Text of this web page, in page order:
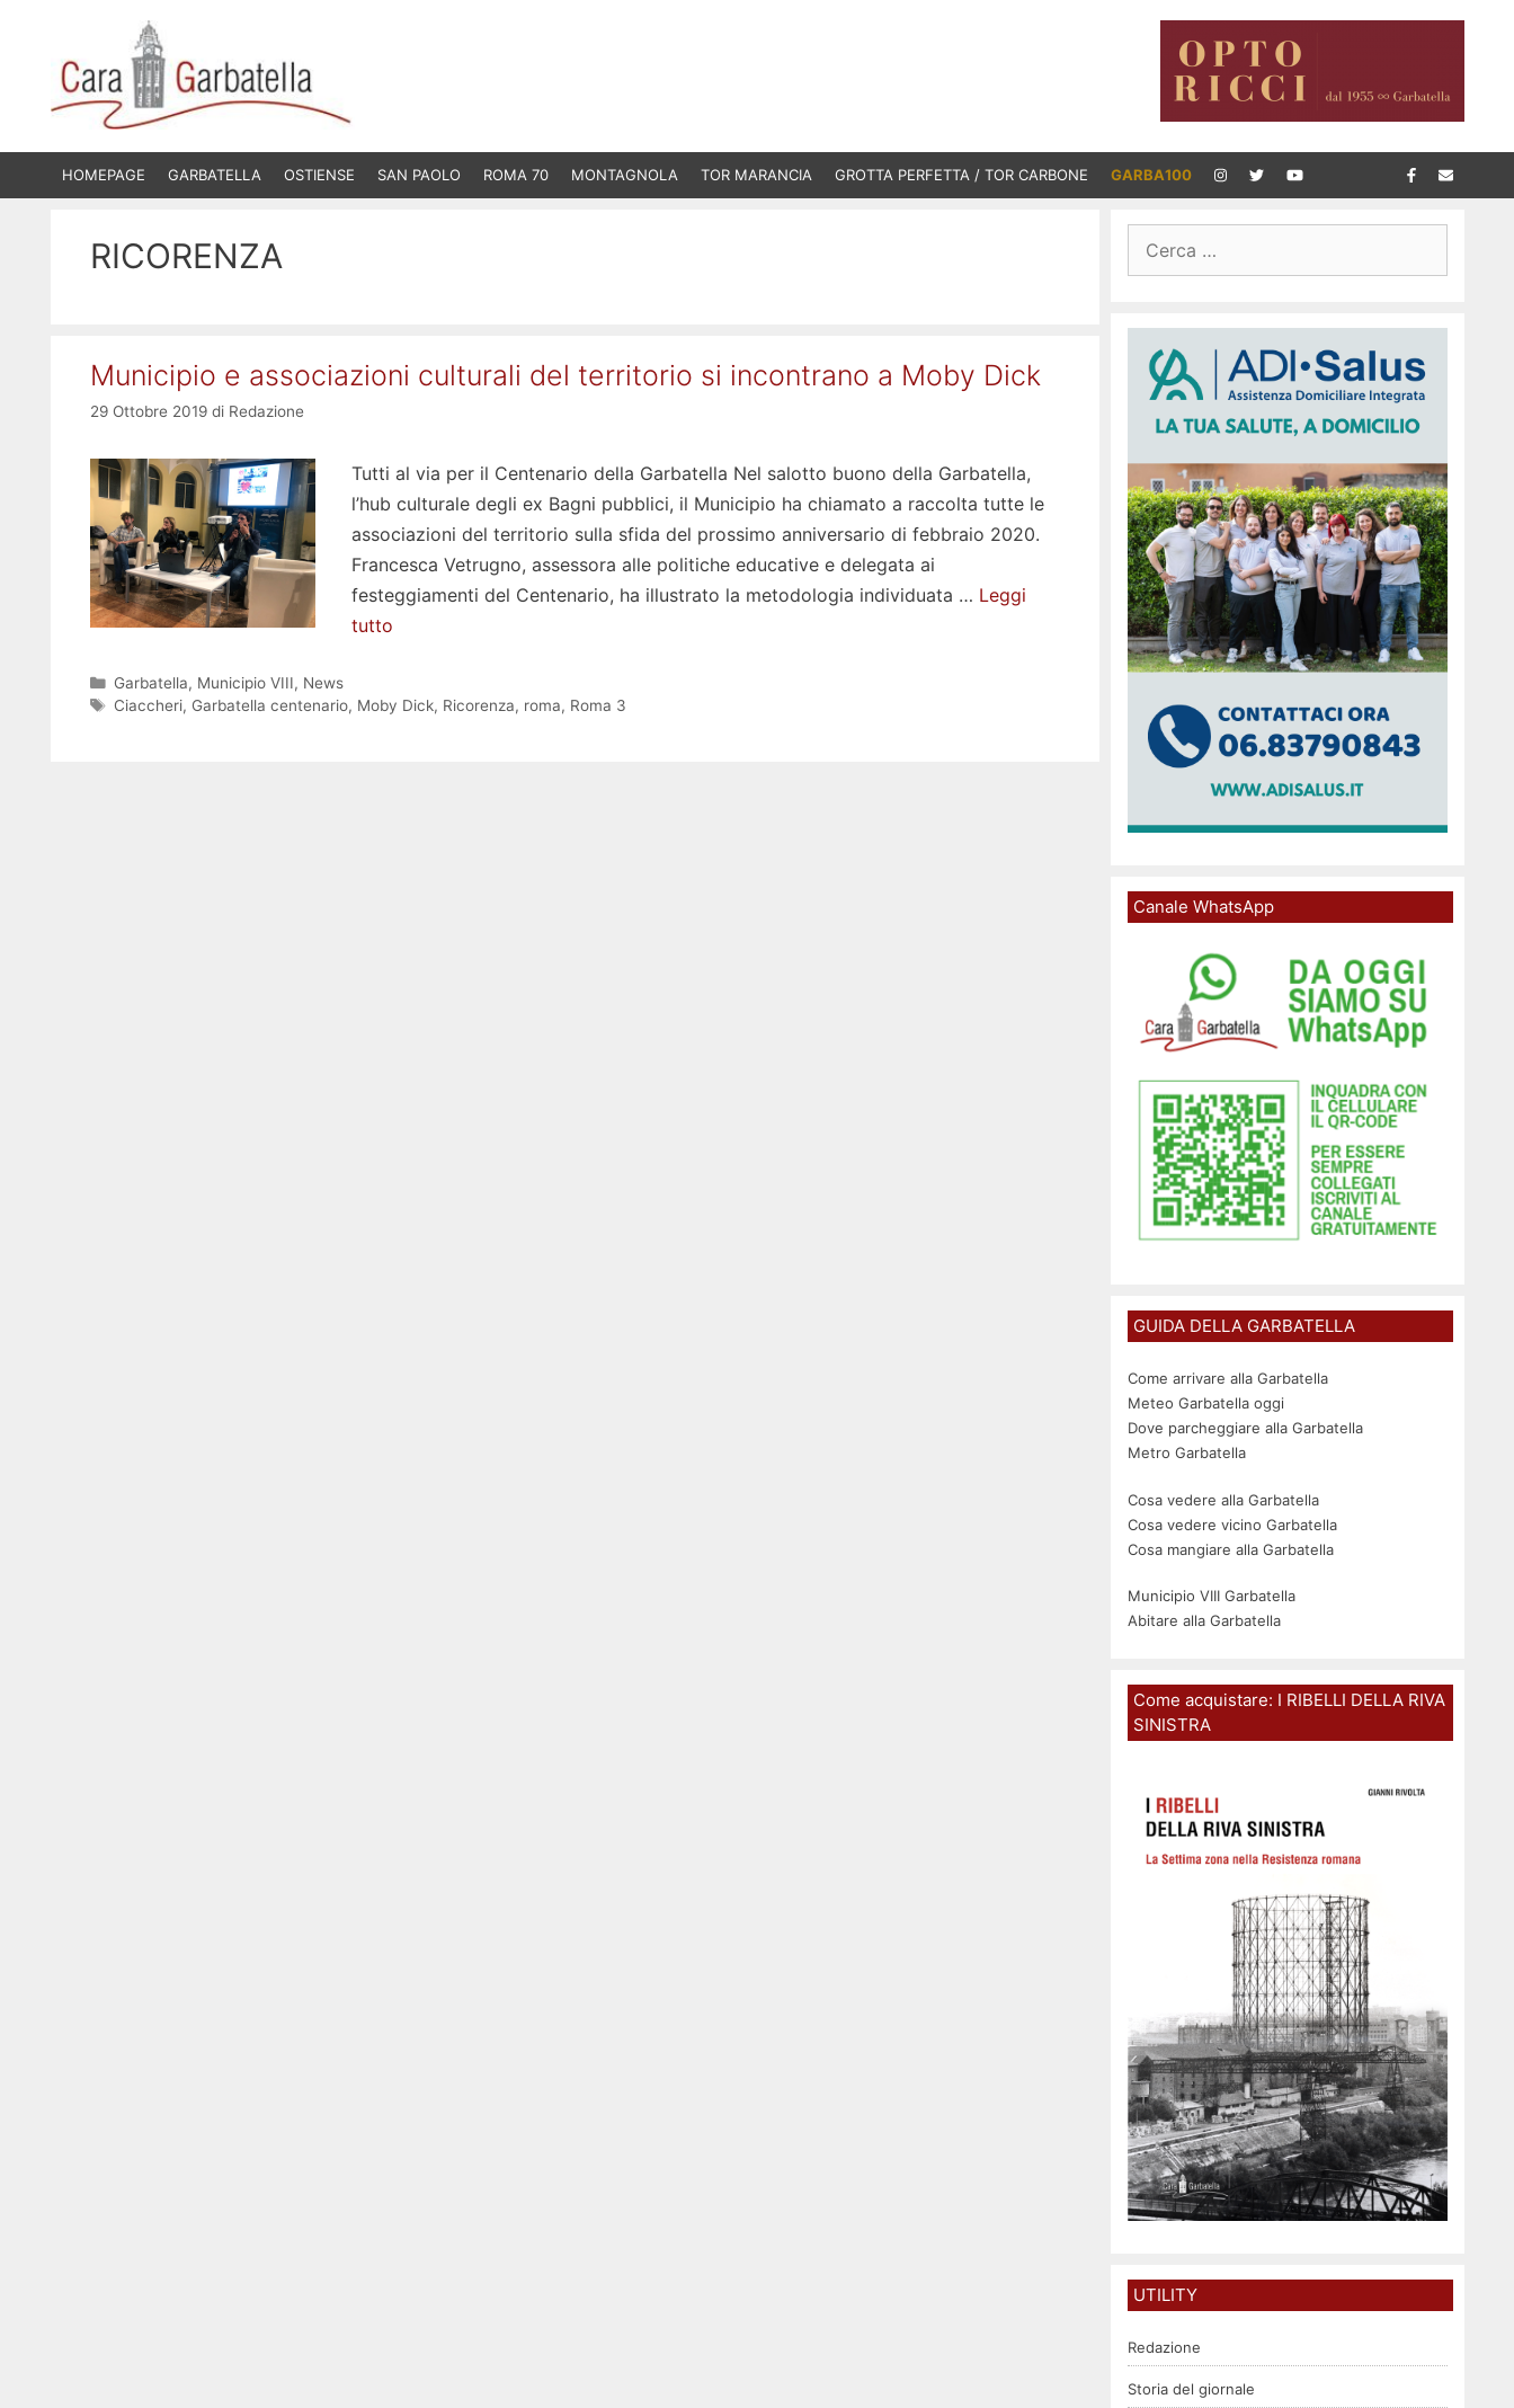
contenuto
HOMEPAGE GARBATELLA OSTIENSE SAN PAOLO ROMA 70 MONTAGNOLA TOR MARANCIA GROTTA PERFETTA / TOR CARBONE GARBA100
RICORENZA
Municipio e associazioni culturali del territorio si incontrano a Moby Dick
29 Ottobre 2019 di Redazione
Tutti al via per il Centenario della Garbatella Nel salotto buono della Garbatella,
l’hub culturale degli ex Bagni pubblici, il Municipio ha chiamato a raccolta tutte le
associazioni del territorio sulla sfida del prossimo anniversario di febbraio 2020.
Francesca Vetrugno, assessora alle politiche educative e delegata ai
festeggiamenti del Centenario, ha illustrato la metodologia individuata … Leggi
tutto
Categorie
Garbatella, Municipio VIII, News
Tag
Ciaccheri, Garbatella centenario, Moby Dick, Ricorenza, roma, Roma 3
per:
Canale WhatsApp
GUIDA DELLA GARBATELLA
Come arrivare alla Garbatella
Meteo Garbatella oggi
Dove parcheggiare alla Garbatella
Metro Garbatella
Cosa vedere alla Garbatella
Cosa vedere vicino Garbatella
Cosa mangiare alla Garbatella
Municipio VIII Garbatella
Abitare alla Garbatella
Come acquistare: I RIBELLI DELLA RIVA
SINISTRA
UTILITY
Redazione
Storia del giornale